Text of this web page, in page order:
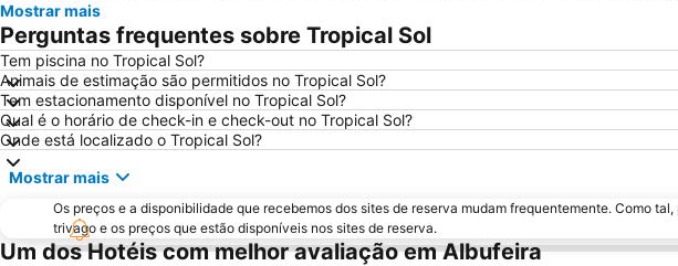
Mostrar mais
Perguntas frequentes sobre Tropical Sol
Tem piscina no Tropical Sol?
Animais de estimação são permitidos no Tropical Sol?
Tem estacionamento disponível no Tropical Sol?
Qual é o horário de check-in e check-out no Tropical Sol?
Onde está localizado o Tropical Sol?
Mostrar mais
Os preços e a disponibilidade que recebemos dos sites de reserva mudam frequentemente. Como
trivago e os preços que estão disponíveis nos sites de reserva.
Um dos Hotéis com melhor avaliação em Albufeira